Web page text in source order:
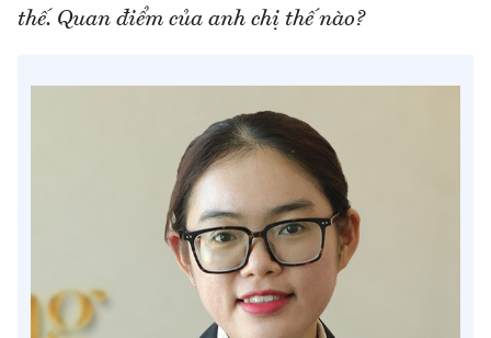
thế. Quan điểm của anh chị thế nào?